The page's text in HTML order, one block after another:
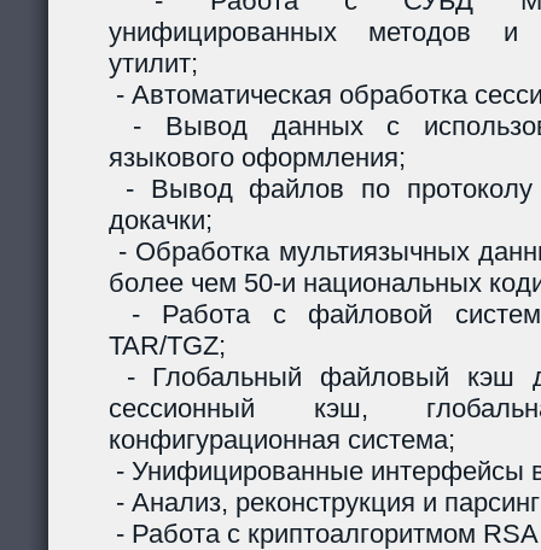
унифицированных методов и
утилит;
- Автоматическая обработка
- Вывод данных с
языкового оформления;
- Вывод файлов по
докачки;
- Обработка мультиязычных
более чем 50-и национальных
- Работа с файловой
TAR/TGZ;
- Глобальный файловый кэш
сессионный кэш,
конфигурационная система;
- Унифицированные интерфейсы
- Анализ, реконструкция и
- Работа с криптоалгоритмом